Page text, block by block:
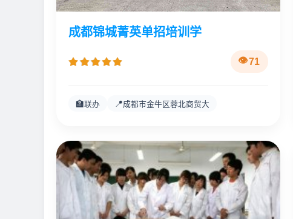
成都锦城菁英单招培训学
71
🏫联办 📍成都市金牛区蓉北商贸大